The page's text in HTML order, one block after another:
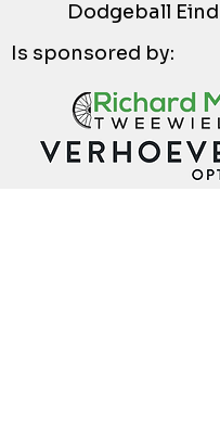
Dodgeball
Is sponsored by: